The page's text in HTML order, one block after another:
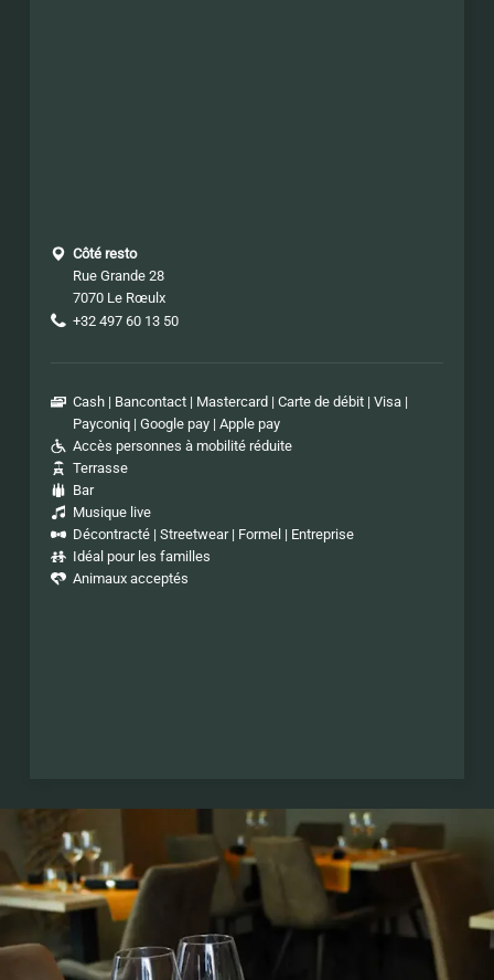
Côté resto
Rue Grande 28
7070 Le Rœulx
+32 497 60 13 50
Cash Bancontact Mastercard Carte de débit
Visa
Payconiq
Google pay
Apple pay
Accès personnes à mobilité réduite
Terrasse
Bar
Musique live
Décontracté
Streetwear Formel
Entreprise
Idéal pour les familles
Animaux acceptés